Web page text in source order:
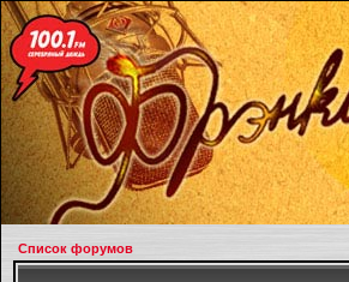
Список форумов